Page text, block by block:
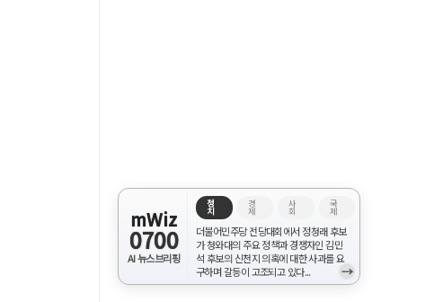
mWiz
0700
AI 뉴스브리핑
정
치
경
제
사
회
국
제
더불어민주당 전당대회에서 정청래 후보
가 청와대의 주요 정책과 경쟁자인 김민
석 후보의 신천지 의혹에 대한 사과를 요
구하며 갈등이 고조되고 있다...
→